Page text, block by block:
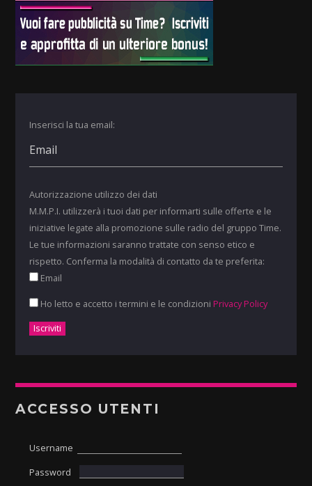
Inserisci la tua email:
Autorizzazione utilizzo dei dati
M.M.P.I. utilizzerà i tuoi dati per informarti sulle offerte e le
iniziative legate alla promozione sulle radio del gruppo Time.
Le tue informazioni saranno trattate con senso etico e
rispetto. Conferma la modalità di contatto da te preferita:
Email
Ho letto e accetto i termini e le condizioni Privacy Policy
ACCESSO UTENTI
Username
Password